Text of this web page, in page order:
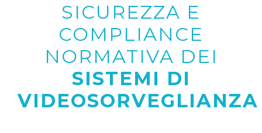
SICUREZZA E
COMPLIANCE
NORMATIVA DEI
SISTEMI DI
VIDEOSORVEGLIANZA